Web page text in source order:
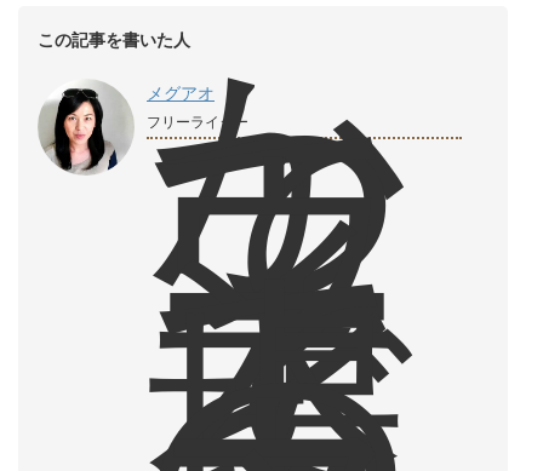
この記事を書いた人
メグアオ
フリーライター
か
つ
て
ウ
ィ
ー
ン
で
本